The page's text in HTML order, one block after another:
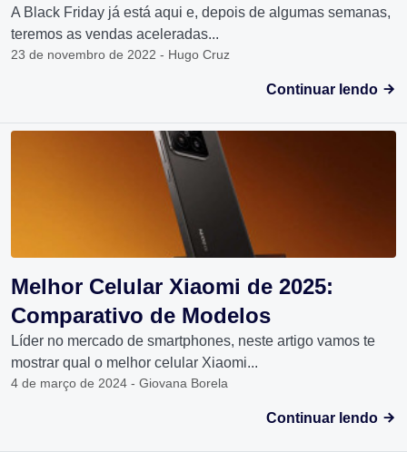
A Black Friday já está aqui e, depois de algumas semanas,
teremos as vendas aceleradas...
23 de novembro de 2022 - Hugo Cruz
Continuar lendo
Melhor Celular Xiaomi de 2025:
Comparativo de Modelos
Líder no mercado de smartphones, neste artigo vamos te
mostrar qual o melhor celular Xiaomi...
4 de março de 2024 - Giovana Borela
Continuar lendo